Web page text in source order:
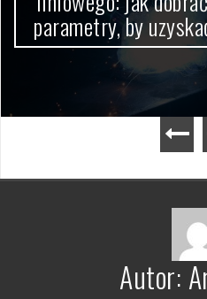
parametry, by
Autor: